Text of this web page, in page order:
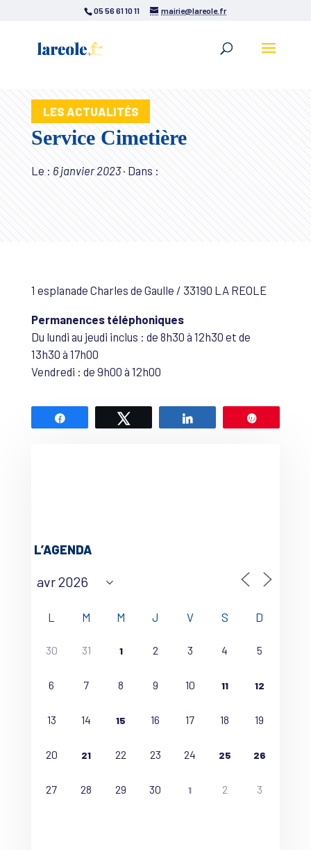
05 56 61 10 11 mairie@lareole.fr
LES ACTUALITÉS
Service Cimetière
Le : 6 janvier 2023· Dans :
1 esplanade Charles de Gaulle / 33190 LA REOLE
Permanences téléphoniques
Du lundi au jeudi inclus : de 8h30 à 12h30 et de
13h30 à 17h00
Vendredi : de 9h00 à 12h00
L’AGENDA
L M M J V S D
30 31 1 2 3 4 5
6 7 8 9 10 11 12
13 14 15 16 17 18 19
20 21 22 23 24 25 26
27 28 29 30 1 2 3